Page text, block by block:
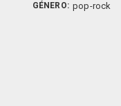
GÉNERO: pop-rock